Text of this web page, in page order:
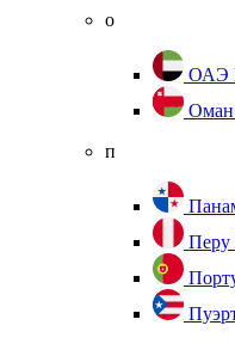
о
ОАЭ
Оман
п
Перу